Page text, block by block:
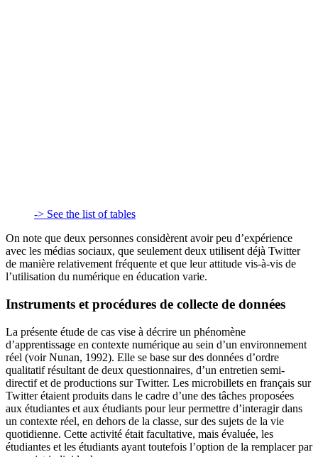
-> See the list of tables
On note que deux personnes considèrent avoir peu d’expérience
avec les médias sociaux, que seulement deux utilisent déjà Twitter
de manière relativement fréquente et que leur attitude vis-à-vis de
l’utilisation du numérique en éducation varie.
Instruments et procédures de collecte de données
La présente étude de cas vise à décrire un phénomène
d’apprentissage en contexte numérique au sein d’un environnement
réel (voir Nunan, 1992). Elle se base sur des données d’ordre
qualitatif résultant de deux questionnaires, d’un entretien semi-
directif et de productions sur Twitter. Les microbillets en français sur
Twitter étaient produits dans le cadre d’une des tâches proposées
aux étudiantes et aux étudiants pour leur permettre d’interagir dans
un contexte réel, en dehors de la classe, sur des sujets de la vie
quotidienne. Cette activité était facultative, mais évaluée, les
étudiantes et les étudiants ayant toutefois l’option de la remplacer par